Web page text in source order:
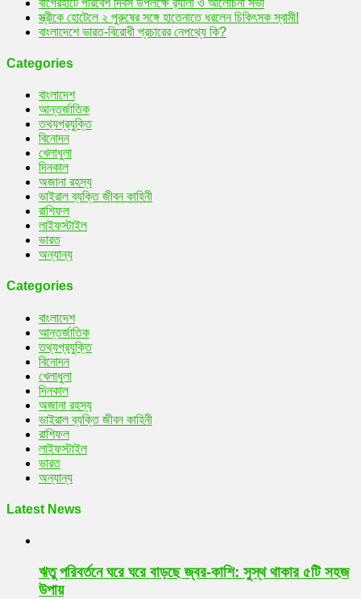
স্ত্রীকে হোটেলে ২ পুরুষের সঙ্গে হাতেনাতে ধরলেন চিকিৎসক স্বামী!
বাংলাদেশে ভারত-বিরোধী প্রচারের নেপথ্যে কি?
Categories
বাংলাদেশ
আন্তর্জাতিক
তথ্যপ্রযুক্তি
বিনোদন
খেলাধুলা
দিনকাল
অজানা রহস্য
ভাইরাল ব্যক্তি জীবন কাহিনী
রাশিফল
লাইফস্টাইল
ভারত
অন্যান্য
Categories
বাংলাদেশ
আন্তর্জাতিক
তথ্যপ্রযুক্তি
বিনোদন
খেলাধুলা
দিনকাল
অজানা রহস্য
ভাইরাল ব্যক্তি জীবন কাহিনী
রাশিফল
লাইফস্টাইল
ভারত
অন্যান্য
Latest News
ঋতু পরিবর্তনে ঘরে ঘরে বাড়ছে জ্বর-কাশি: সুস্থ থাকার ৫টি সহজ
উপায়